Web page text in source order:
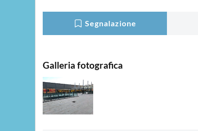
Segnalazione
Galleria fotografica